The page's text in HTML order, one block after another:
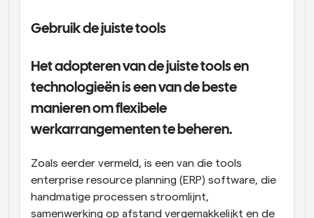
Gebruik de juiste tools
Het adopteren van de juiste tools en
technologieën is een van de beste
manieren om flexibele
werkarrangementen te beheren.
Zoals eerder vermeld, is een van die tools
enterprise resource planning (ERP) software, die
handmatige processen stroomlijnt,
samenwerking op afstand vergemakkelijkt en de